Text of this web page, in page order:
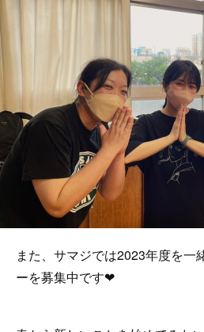
また、サマジでは2023年度を一
ーを募集中です❤